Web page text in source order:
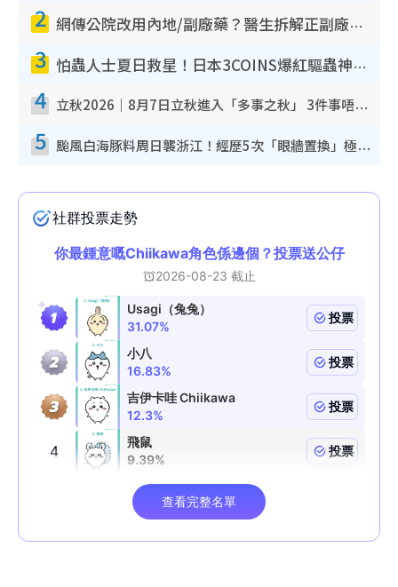
2 網傳公院改用內地/副廠藥？醫生拆解正副廠分別 揭4類人換藥隨時出事
3 怕蟲人士夏日救星！日本3COINS爆紅驅蟲神器$45起 1招「全程免觸碰」輕鬆搞定小強
4 立秋2026｜8月7日立秋進入「多事之秋」 3件事唔做得！專家教6招開運 清枱頭／銀包納氣接好運
5 颱風白海豚料周日襲浙江！經歷5次「眼牆置換」極罕見 成登陸內地最長途颱風